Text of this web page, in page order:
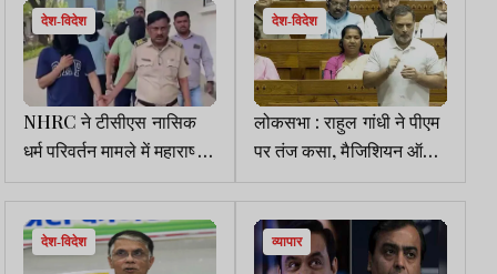
होगी
देश-विदेश
NHRC ने टीसीएस नासिक
धर्म परिवर्तन मामले में महाराष्ट्र
डीजीपी को पत्र लिखा
देश-विदेश
लोकसभा : राहुल गांधी ने पीएम
पर तंज कसा, मैजिशियन ऑफ
बालाकोट, मैजिशियन ऑफ
ऑपरेशन सिंदूर, हंगामा,
राजनाथ सिंह ने माफी मांगने को
कहा
देश-विदेश व्यापार